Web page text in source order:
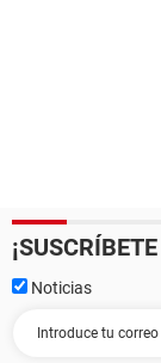
Noticias